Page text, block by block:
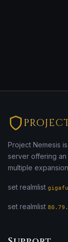
Project Nemesis
server offering
multiple
set realmlist
set realmlist